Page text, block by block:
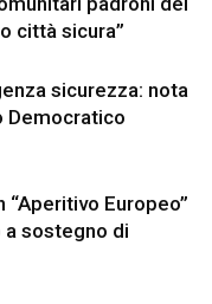
città sicura”
sicurezza: nota
Democratico
“Aperitivo Europeo”
a sostegno di